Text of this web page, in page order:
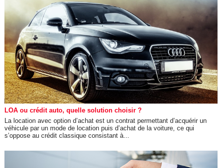
LOA ou crédit auto, quelle solution choisir ?
La location avec option d’achat est un contrat permettant d’acquérir un
véhicule par un mode de location puis d’achat de la voiture, ce qui
s’oppose au crédit classique consistant à...